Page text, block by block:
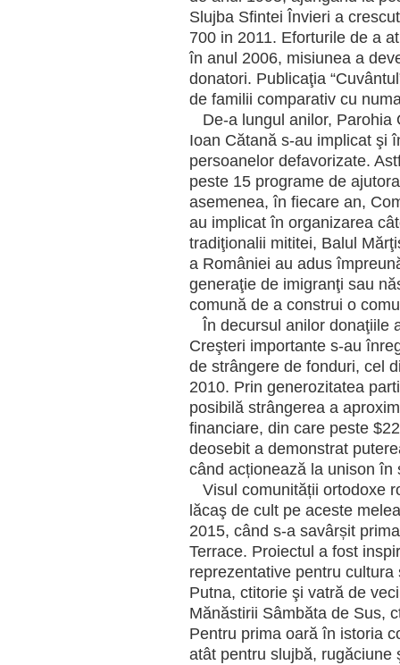
Slujba Sfintei Învieri a
700 in 2011. Eforturile de a
în anul 2006, misiunea a
donatori. Publicaţia
de familii comparativ cu
De-a lungul anilor, Parohia
Ioan Cătană s-au implicat şi
persoanelor defavorizate.
peste 15 programe de
asemenea, în fiecare an,
au implicat în organizarea
tradiţionalii mititei, Balul
a României au adus
generaţie de imigranţi sau
comună de a construi o
În decursul anilor donaţiile
Creşteri importante s-au
de strângere de fonduri, cel
2010. Prin generozitatea
posibilă strângerea a
financiare, din care peste
deosebit a demonstrat
când acționează la unison
Visul comunității ortodoxe
lăcaş de cult pe aceste
2015, când s-a savârșit
Terrace. Proiectul a fost
reprezentative pentru
Putna, ctitorie şi vatră de
Mănăstirii Sâmbăta de Sus,
Pentru prima oară în istoria
atât pentru slujbă, rugăciune